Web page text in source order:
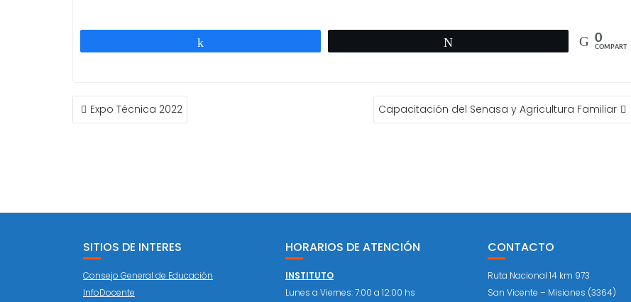
0
COMPARTIR
NAVEGACIÓN
DEExpo Técnica 2022 Capacitación del Senasa y Agricultura Familiar
SITIOS DE INTERES
Consejo General de Educación
InfoDocente
HORARIOS DE ATENCIÓN
INSTITUTO
Lunes a Viernes: 7:00 a 12:00 hs
CONTACTO
Ruta Nacional 14 km 973
San Vicente – Misiones (3364)